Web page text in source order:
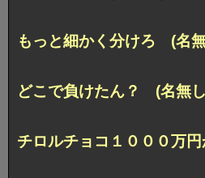
もっと細かく分けろ (名
どこで負けたん？ (名無
チロルチョコ１０００万